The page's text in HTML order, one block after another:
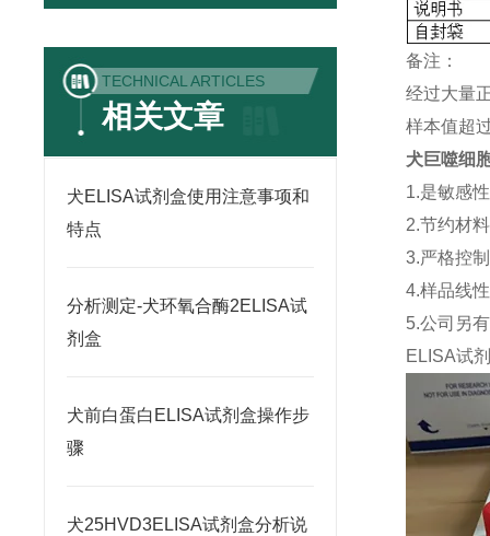
TECHNICAL ARTICLES
相关文章
犬ELISA试剂盒使用注意事项和
特点
分析测定-犬环氧合酶2ELISA试
剂盒
犬前白蛋白ELISA试剂盒操作步
骤
犬25HVD3ELISA试剂盒分析说
备注：
经过大量
样本值超
犬巨噬细
1.是敏感
2.节约材
3.严格控
4.样品线
5.公司另
ELISA试